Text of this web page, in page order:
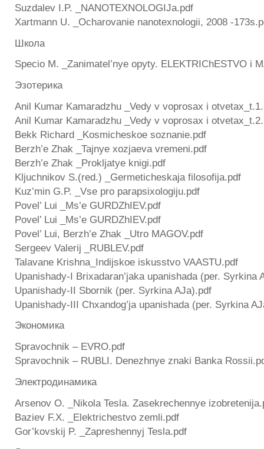
Suzdalev I.P. _NANOTEXNOLOGIJa.pdf
Xartmann U. _Ocharovanie nanotexnologii, 2008 -
Школа
Specio M. _Zanimatel’nye opyty. ELEKTRIChESTVO i
Эзотерика
Anil Kumar Kamaradzhu _Vedy v voprosax i
Anil Kumar Kamaradzhu _Vedy v voprosax i
Bekk Richard _Kosmicheskoe soznanie.pdf
Berzh’e Zhak _Tajnye xozjaeva vremeni.pdf
Berzh’e Zhak _Prokljatye knigi.pdf
Kljuchnikov S.(red.) _Germeticheskaja filosofija.pdf
Kuz’min G.P. _Vse pro parapsixologiju.pdf
Povel’ Lui _Ms’e GURDZhIEV.pdf
Povel’ Lui _Ms’e GURDZhIEV.pdf
Povel’ Lui, Berzh’e Zhak _Utro MAGOV.pdf
Sergeev Valerij _RUBLEV.pdf
Talavane Krishna_Indijskoe iskusstvo VAASTU.pdf
Upanishady-I Brixadaran’jaka upanishada (per. Syrkina
Upanishady-II Sbornik (per. Syrkina AJa).pdf
Upanishady-III Chxandog’ja upanishada (per. Syrkina
Экономика
Spravochnik – EVRO.pdf
Spravochnik – RUBLI. Denezhnye znaki Banka
Электродинамика
Arsenov O. _Nikola Tesla. Zasekrechennye
Baziev F.X. _Elektrichestvo zemli.pdf
Gor’kovskij P. _Zapreshennyj Tesla.pdf